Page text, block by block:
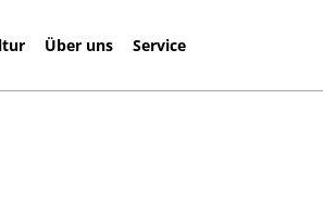
Über uns Service